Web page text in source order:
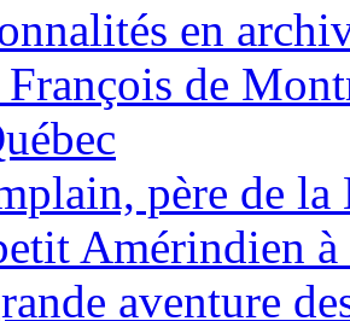
en
de
père de
Amérindien
aventure